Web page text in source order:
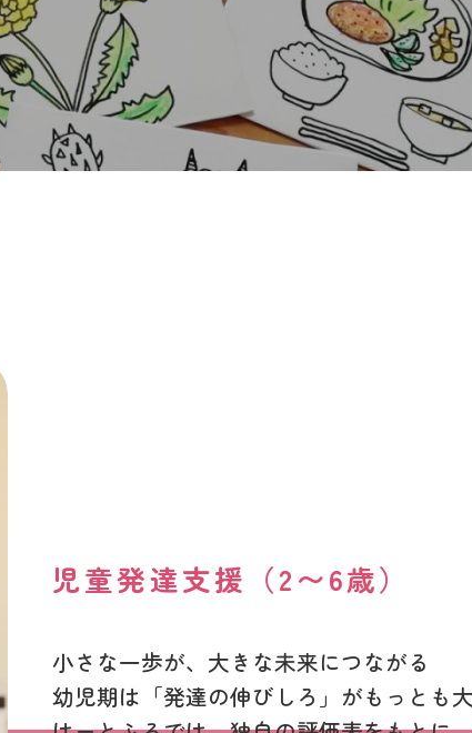
児童発達支援（2〜6歳）
小さな一歩が、大きな未来につながる
幼児期は「発達の伸びしろ」がもっとも